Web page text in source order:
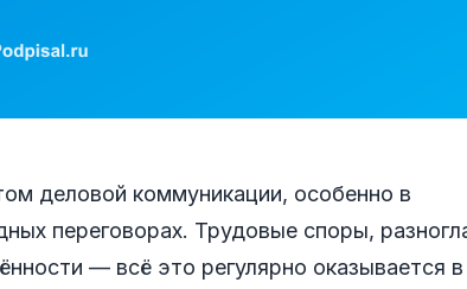
деловой коммуникации, особенно в
переговорах. Трудовые споры,
— всё это регулярно оказывается в